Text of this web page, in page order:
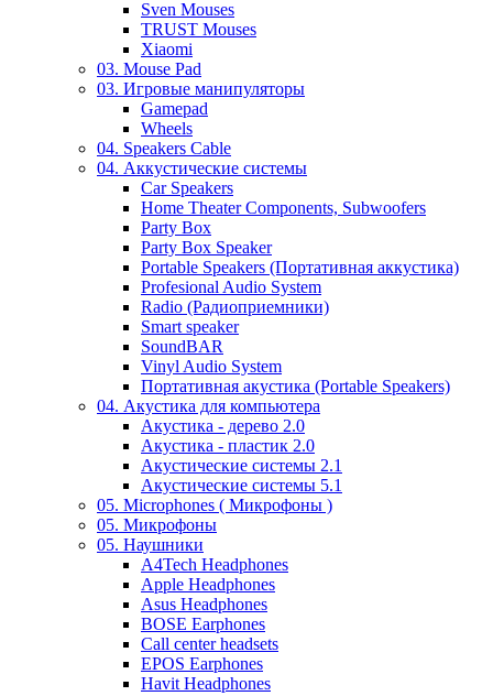
Sven Mouses
TRUST Mouses
Xiaomi
03. Mouse Pad
03. Игровые манипуляторы
Gamepad
Wheels
04. Speakers Cable
04. Аккустические системы
Car Speakers
Home Theater Components, Subwoofers
Party Box
Party Box Speaker
Portable Speakers (Портативная аккустика)
Profesional Audio System
Radio (Радиоприемники)
Smart speaker
SoundBAR
Vinyl Audio System
Портативная акустика (Portable Speakers)
04. Акустика для компьютера
Акустика - дерево 2.0
Акустика - пластик 2.0
Акустические системы 2.1
Акустические системы 5.1
05. Microphones ( Микрофоны )
05. Микрофоны
05. Наушники
A4Tech Headphones
Apple Headphones
Asus Headphones
BOSE Earphones
Call center headsets
EPOS Earphones
Havit Headphones